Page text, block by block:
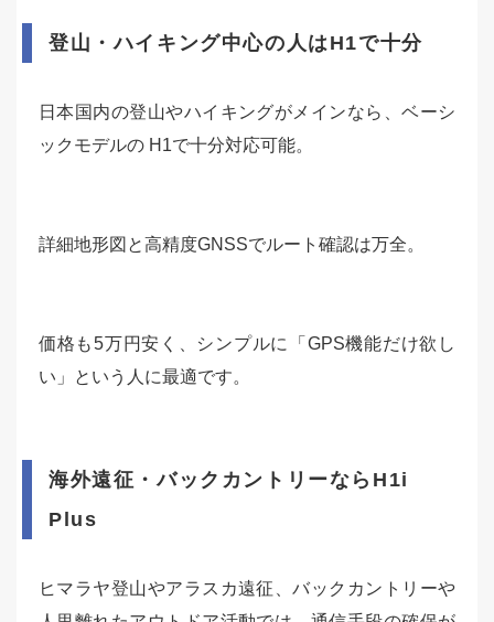
登山・ハイキング中心の人はH1で十分
日本国内の登山やハイキングがメインなら、ベーシ
ックモデルの H1で十分対応可能。
詳細地形図と高精度GNSSでルート確認は万全。
価格も5万円安く、シンプルに「GPS機能だけ欲し
い」という人に最適です。
海外遠征・バックカントリーならH1i
Plus
ヒマラヤ登山やアラスカ遠征、バックカントリーや